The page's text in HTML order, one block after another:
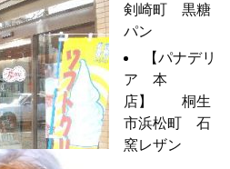
剣崎町 黒糖
パン
【パナデリ
ア 本
店】 桐生
市浜松町 石
窯レザン